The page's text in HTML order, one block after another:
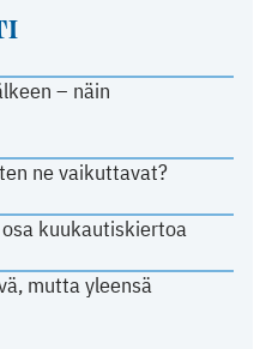
– näin
ne vaikuttavat?
kuukautiskiertoa
mutta yleensä